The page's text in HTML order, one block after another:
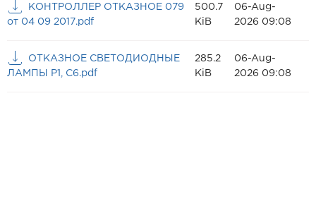
КОНТРОЛЛЕР ОТКАЗНОЕ 079
от 04 09 2017.pdf
500.7
KiB
06-Aug-
2026 09:08
ОТКАЗНОЕ СВЕТОДИОДНЫЕ
ЛАМПЫ P1, C6.pdf
285.2
KiB
06-Aug-
2026 09:08